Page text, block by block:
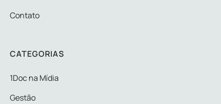
Contato
CATEGORIAS
1Doc na Mídia
Gestão